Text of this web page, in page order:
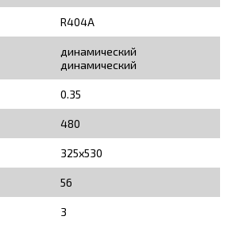
R404A
динамический
динамический
0.35
480
325х530
56
3